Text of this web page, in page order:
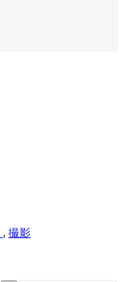
, 撮影